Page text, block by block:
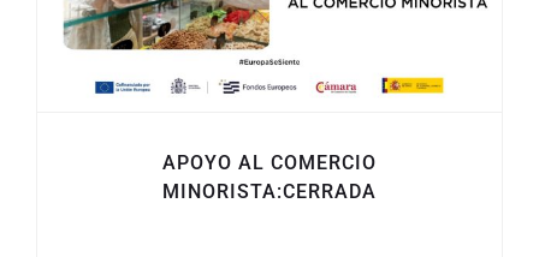
APOYO AL COMERCIO
MINORISTA:CERRADA